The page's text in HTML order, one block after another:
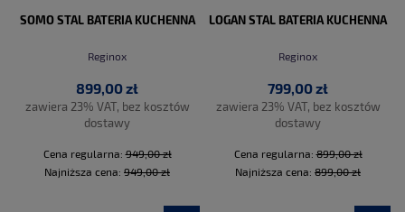
SOMO STAL BATERIA KUCHENNA
Reginox
899,00 zł
zawiera 23% VAT, bez kosztów
dostawy
Cena regularna:949,00 zł
Najniższa cena: 949,00 zł
LOGAN STAL BATERIA KUCHENNA
Reginox
799,00 zł
zawiera 23% VAT, bez kosztów
dostawy
Cena regularna:899,00 zł
Najniższa cena: 899,00 zł